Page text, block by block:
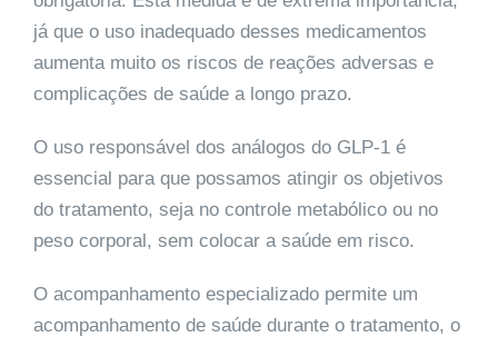
já que o uso inadequado desses medicamentos
aumenta muito os riscos de reações adversas e
complicações de saúde a longo prazo.
O uso responsável dos análogos do GLP-1 é
essencial para que possamos atingir os objetivos
do tratamento, seja no controle metabólico ou no
peso corporal, sem colocar a saúde em risco.
O acompanhamento especializado permite um
acompanhamento de saúde durante o tratamento, o